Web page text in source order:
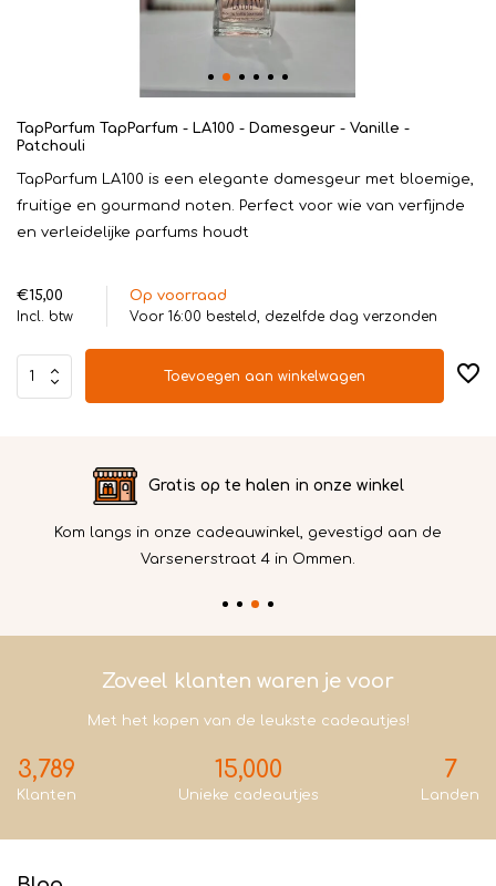
TapParfum TapParfum - LA100 - Damesgeur - Vanille -
Patchouli
TapParfum LA100 is een elegante damesgeur met bloemige,
fruitige en gourmand noten. Perfect voor wie van verfijnde
en verleidelijke parfums houdt
€15,00
Incl. btw
Op voorraad
Voor 16:00 besteld, dezelfde dag verzonden
Toevoegen aan winkelwagen
Maak gebruik van iedere betaalmethode
Reken gemakkelijk online af en laat je bestelling bezorgen
bij jezelf of de cadeau ontvanger.
Zoveel klanten waren je voor
Met het kopen van de leukste cadeautjes!
3,789
Klanten
15,000
Unieke cadeautjes
7
Landen